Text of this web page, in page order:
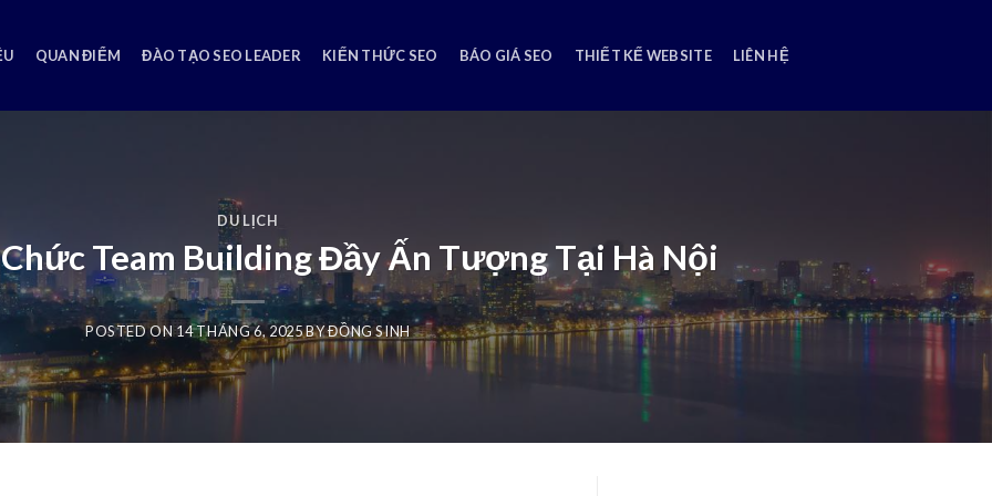
QUAN ĐIỂM ĐÀO TẠO SEO LEADER KIẾN THỨC SEO BÁO GIÁ SEO THIẾT KẾ WEBSITE LIÊN HỆ
DU LỊCH
Team Building Đầy Ấn Tượng Tại Hà Nội
POSTED ON14 THÁNG 6, 2025BYĐỒNG SINH